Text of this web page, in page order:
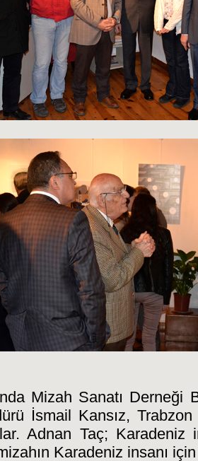
Mizah Sanatı Derneği
İsmail Kansız,
Adnan Taç; Karadeniz
mizahın Karadeniz insanı